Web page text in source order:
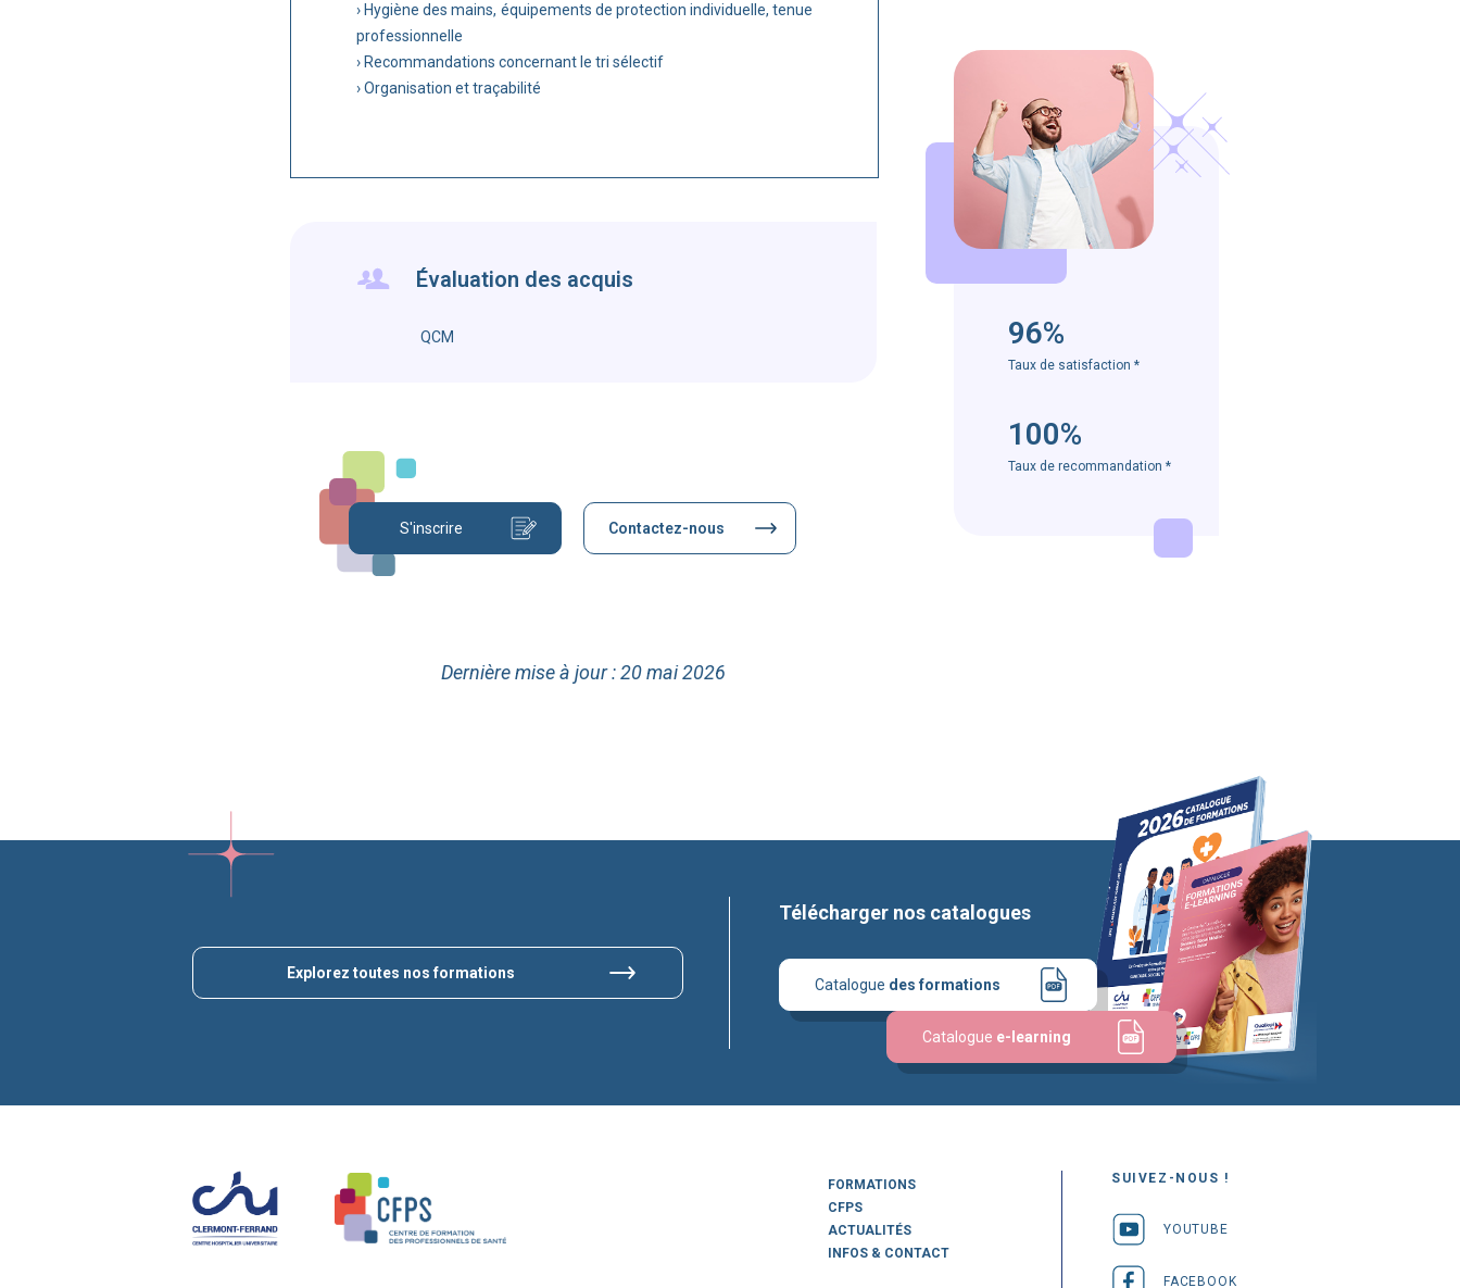
› Hygiène des mains, équipements de protection individuelle, tenue
professionnelle
› Recommandations concernant le tri sélectif
› Organisation et traçabilité
Évaluation des acquis
QCM
S'inscrire Contactez-nous
Dernière mise à jour : 20 mai 2026
96%
Taux de satisfaction *
100%
Taux de recommandation *
Explorez toutes nos formations
Télécharger nos catalogues
Catalogue des formations
Catalogue e-learning
FORMATIONS
CFPS
ACTUALITÉS
INFOS & CONTACT
SUIVEZ-NOUS !
YOUTUBE
FACEBOOK